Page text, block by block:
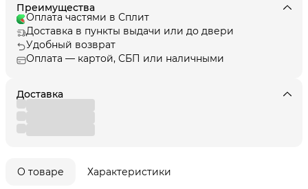
Преимущества
Оплата частями в Сплит
Доставка в пункты выдачи или до двери
Удобный возврат
Оплата — картой, СБП или наличными
Доставка
О товаре Характеристики